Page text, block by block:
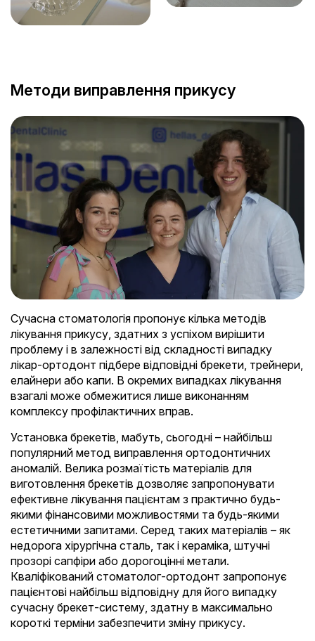
Методи виправлення прикусу
Сучасна стоматологія пропонує кілька методів
лікування прикусу, здатних з успіхом вирішити
проблему і в залежності від складності випадку
лікар-ортодонт підбере відповідні брекети, трейнери,
елайнери або капи. В окремих випадках лікування
взагалі може обмежитися лише виконанням
комплексу профілактичних вправ.
Установка брекетів, мабуть, сьогодні – найбільш
популярний метод виправлення ортодонтичних
аномалій. Велика розмаїтість матеріалів для
виготовлення брекетів дозволяє запропонувати
ефективне лікування пацієнтам з практично будь-
якими фінансовими можливостями та будь-якими
естетичними запитами. Серед таких матеріалів – як
недорога хірургічна сталь, так і кераміка, штучні
прозорі сапфіри або дорогоцінні метали.
Кваліфікований стоматолог-ортодонт запропонує
пацієнтові найбільш відповідну для його випадку
сучасну брекет-систему, здатну в максимально
короткі терміни забезпечити зміну прикусу.